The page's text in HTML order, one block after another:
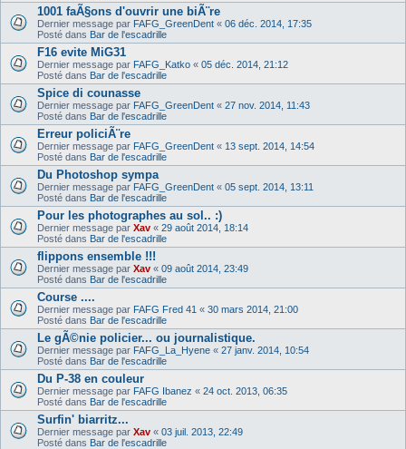
1001 faÃ§ons d'ouvrir une biÃ¨re
Dernier message par FAFG_GreenDent « 06 déc. 2014, 17:35
Posté dans Bar de l'escadrille
F16 evite MiG31
Dernier message par FAFG_Katko « 05 déc. 2014, 21:12
Posté dans Bar de l'escadrille
Spice di counasse
Dernier message par FAFG_GreenDent « 27 nov. 2014, 11:43
Posté dans Bar de l'escadrille
Erreur policiÃ¨re
Dernier message par FAFG_GreenDent « 13 sept. 2014, 14:54
Posté dans Bar de l'escadrille
Du Photoshop sympa
Dernier message par FAFG_GreenDent « 05 sept. 2014, 13:11
Posté dans Bar de l'escadrille
Pour les photographes au sol.. :)
Dernier message par Xav « 29 août 2014, 18:14
Posté dans Bar de l'escadrille
flippons ensemble !!!
Dernier message par Xav « 09 août 2014, 23:49
Posté dans Bar de l'escadrille
Course ....
Dernier message par FAFG Fred 41 « 30 mars 2014, 21:00
Posté dans Bar de l'escadrille
Le gÃ©nie policier... ou journalistique.
Dernier message par FAFG_La_Hyene « 27 janv. 2014, 10:54
Posté dans Bar de l'escadrille
Du P-38 en couleur
Dernier message par FAFG Ibanez « 24 oct. 2013, 06:35
Posté dans Bar de l'escadrille
Surfin' biarritz...
Dernier message par Xav « 03 juil. 2013, 22:49
Posté dans Bar de l'escadrille